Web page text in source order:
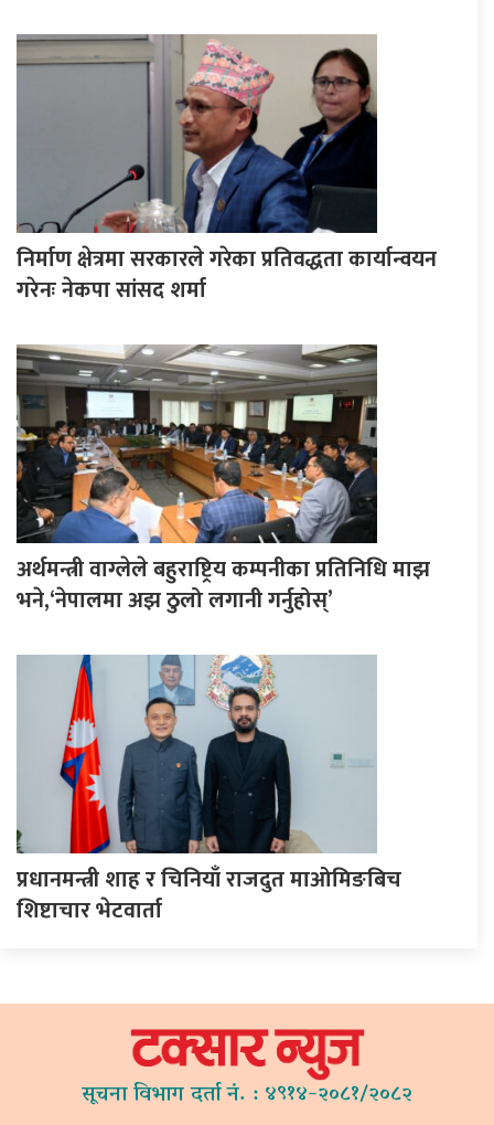
निर्माण क्षेत्रमा सरकारले गरेका प्रतिवद्धता कार्यान्वयन
गरेनः नेकपा सांसद शर्मा
अर्थमन्त्री वाग्लेले बहुराष्ट्रिय कम्पनीका प्रतिनिधि माझ
भने,‘नेपालमा अझ ठुलो लगानी गर्नुहोस्’
प्रधानमन्त्री शाह र चिनियाँ राजदुत माओमिङबिच
शिष्टाचार भेटवार्ता
सूचना विभाग दर्ता नं. : ४९१४-२०८१/२०८२